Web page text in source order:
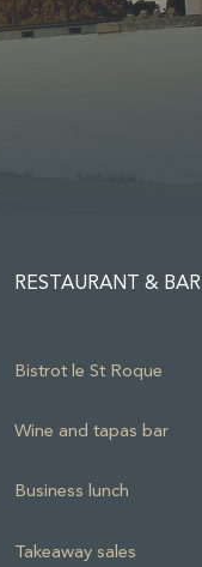
RESTAURANT & BAR
Bistrot le St Roque
Wine and tapas bar
Business lunch
Takeaway sales